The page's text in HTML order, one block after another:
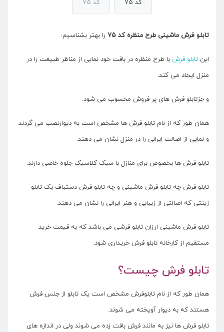
تابلو فرش ماشینی طرح منظره کد ۷۵ را بهتر بشناسیم:
این تابلو فرش با طرح منظره در بافت خود نمایی از مناظر طبیعت را در
منزل ایجاد می کند.
و جزتابلو فرش های پر فروش محسوب می شود.
همان طور که از نام تابلو فرش ها مشخص است به دیوارنصب می گردند
و نمایی از اصالت ایرانی را در منزل نشان می دهند.
تابلو فرش ها بخصوص برای منازل با سبک کلاسیک جلوه خاصی دارند.
تابلو فرش چه تابلو فرش ماشینی و چه تابلو فرش دستباف یک تابلو
زینتی که اصالتی از زیبایی و هنر ایرانی را نشان می دهند.
تابلو فرش ماشینی ارزان تابلو فرشی می باشد که به قیمت خرید
مستقیم از کارخانه تابلو فرش خریداری شود.
تابلو فرش چیست؟
همان طور که از نام تابلوفرش مشخص است یک تابلو از جنس فرش
هستند که به دیوار آویخته می شوند.
تابلو فرش ها نیز به مانند فرش بافت زده می شوند ولی در اندازه های